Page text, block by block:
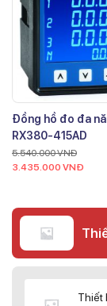
Đồng hồ đo đa
RX380-415AD
5.540.000VNĐ
3.435.000 VNĐ
Thiết